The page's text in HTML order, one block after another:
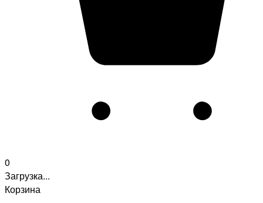
0
Загрузка...
Корзина